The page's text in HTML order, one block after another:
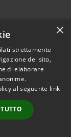
• Comune di
Powered by
•Accesso
×
strettamente
del sito,
di elaborare
al seguente link